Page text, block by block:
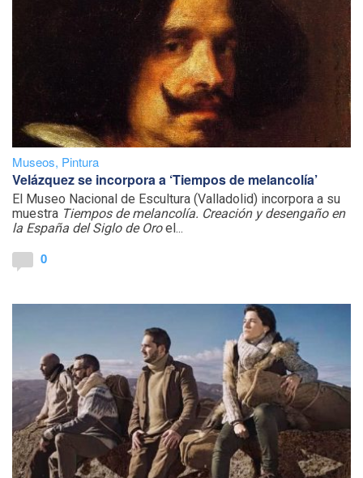
Museos, Pintura
Velázquez se incorpora a ‘Tiempos de melancolía’
El Museo Nacional de Escultura (Valladolid) incorpora a su
muestra Tiempos de melancolía. Creación y desengaño en
la España del Siglo de Oroel...
0